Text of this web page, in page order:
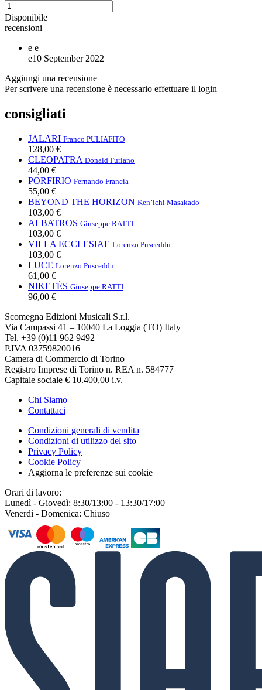
Disponibile
recensioni
e e
e10 September 2022
Aggiungi una recensione
Per scrivere una recensione è necessario effettuare il login
consigliati
JALARI Franco PULIAFITO
128,00 €
CLEOPATRA Donald Furlano
44,00 €
PORFIRIO Fernando Francia
55,00 €
BEYOND THE HORIZON Ken’ichi Masakado
103,00 €
ALBATROS Giuseppe RATTI
103,00 €
VILLA ECCLESIAE Lorenzo Pusceddu
103,00 €
LUCE Lorenzo Pusceddu
61,00 €
NIKETÉS Giuseppe RATTI
96,00 €
Scomegna Edizioni Musicali S.r.l.
Via Campassi 41 – 10040 La Loggia (TO) Italy
Tel. +39 (0)11 962 9492
P.IVA 03759820016
Camera di Commercio di Torino
Registro Imprese di Torino n. REA n. 584777
Capitale sociale € 10.400,00 i.v.
Chi Siamo
Contattaci
Condizioni generali di vendita
Condizioni di utilizzo del sito
Privacy Policy
Cookie Policy
Aggiorna le preferenze sui cookie
Orari di lavoro:
Lunedì - Giovedì: 8:30/13:00 - 13:30/17:00
Venerdì - Domenica: Chiuso